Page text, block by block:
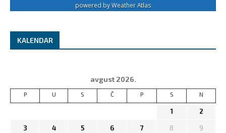
powered byWeather Atlas
KALENDAR
avgust 2026.
P U S Č P S N
1 2
3 4 5 6 7 8 9